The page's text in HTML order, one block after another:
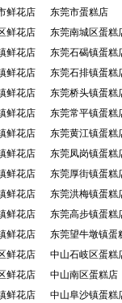
鲜花店
东莞市蛋糕店
鲜花店
东莞南城区蛋糕
鲜花店
东莞石碣镇蛋糕
鲜花店
东莞石排镇蛋糕
鲜花店
东莞桥头镇蛋糕
鲜花店
东莞常平镇蛋糕
鲜花店
东莞黄江镇蛋糕
鲜花店
东莞凤岗镇蛋糕
鲜花店
东莞厚街镇蛋糕
鲜花店
东莞洪梅镇蛋糕
鲜花店
东莞高步镇蛋糕
鲜花店
东莞望牛墩镇蛋
鲜花店
中山石岐区蛋糕
鲜花店
中山南区蛋糕店
鲜花店
中山阜沙镇蛋糕